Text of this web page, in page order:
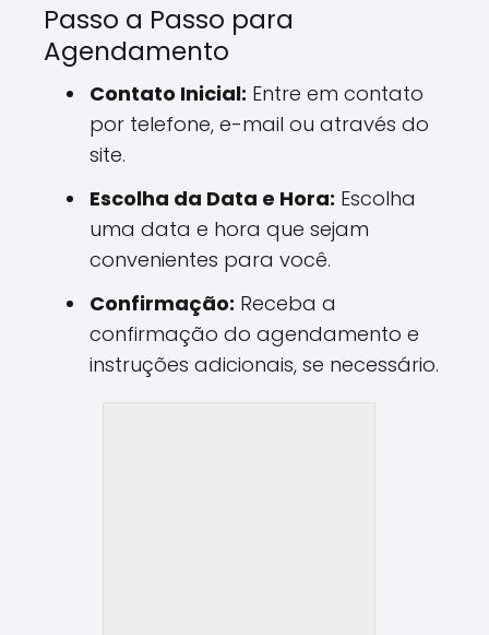
Passo a Passo para
Agendamento
Contato Inicial: Entre em contato
por telefone, e-mail ou através do
site.
Escolha da Data e Hora: Escolha
uma data e hora que sejam
convenientes para você.
Confirmação: Receba a
confirmação do agendamento e
instruções adicionais, se necessário.